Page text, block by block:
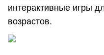
интерактивные игры
возрастов.